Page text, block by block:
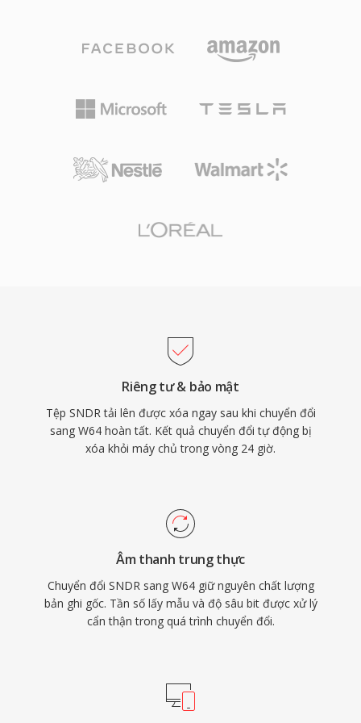
vị trí trong lịch sử máy tính với tư cách là một
trong những định dạng mang âm thanh kỹ
nguyên này đôi khi xuất hiện trong kho lưu trữ
tệp SNDR khi cung cấp đúng tham số, giúp bảo
tồn các bản ghi âm kỹ thuật số đời đầu.
được điều này bằng cách mở rộng mã định
dụng GUID thay vì mã bốn ký tự. Thay đổi cấu
trúc này cho phép tệp đạt kích thước tính bằng
Định dạng hỗ trợ tần số lấy mẫu, độ sâu bit và
liệu khoa học. Sound Forge, Audacity và các
dạng dài, chất lượng cao, W64 mang lại độ tin
cậy và sự đơn giản của WAV mà không có giới
hạn kích thước gây khó chịu.
Riêng tư & bảo mật
Tệp SNDR tải lên được xóa ngay sau khi chuyển đổi
sang W64 hoàn tất. Kết quả chuyển đổi tự động bị
xóa khỏi máy chủ trong vòng 24 giờ.
Âm thanh trung thực
Chuyển đổi SNDR sang W64 giữ nguyên chất lượng
bản ghi gốc. Tần số lấy mẫu và độ sâu bit được xử lý
cẩn thận trong quá trình chuyển đổi.